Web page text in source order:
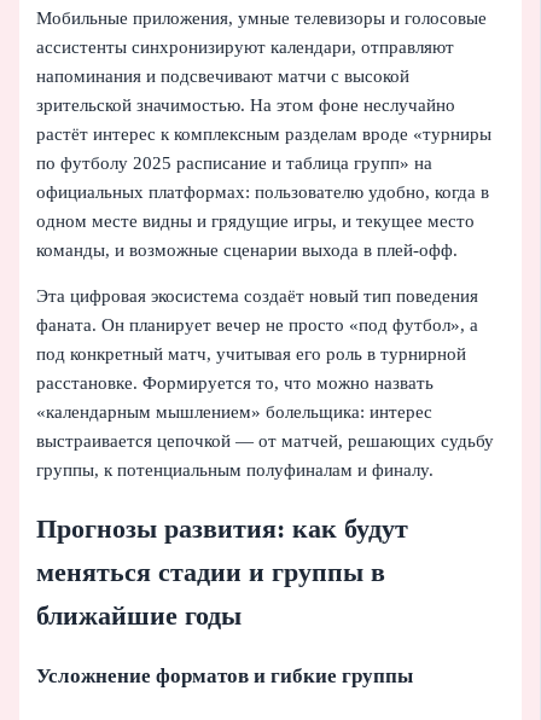
Мобильные приложения, умные телевизоры и голосовые
ассистенты синхронизируют календари, отправляют
напоминания и подсвечивают матчи с высокой
зрительской значимостью. На этом фоне неслучайно
растёт интерес к комплексным разделам вроде «турниры
по футболу 2025 расписание и таблица групп» на
официальных платформах: пользователю удобно, когда в
одном месте видны и грядущие игры, и текущее место
команды, и возможные сценарии выхода в плей-офф.
Эта цифровая экосистема создаёт новый тип поведения
фаната. Он планирует вечер не просто «под футбол», а
под конкретный матч, учитывая его роль в турнирной
расстановке. Формируется то, что можно назвать
«календарным мышлением» болельщика: интерес
выстраивается цепочкой — от матчей, решающих судьбу
группы, к потенциальным полуфиналам и финалу.
Прогнозы развития: как будут
меняться стадии и группы в
ближайшие годы
Усложнение форматов и гибкие группы